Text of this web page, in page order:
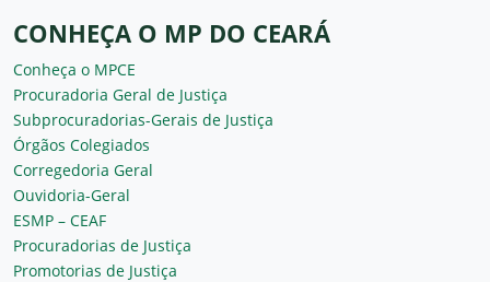
CONHEÇA O MP DO CEARÁ
Conheça o MPCE
Procuradoria Geral de Justiça
Subprocuradorias-Gerais de Justiça
Órgãos Colegiados
Corregedoria Geral
Ouvidoria-Geral
ESMP – CEAF
Procuradorias de Justiça
Promotorias de Justiça